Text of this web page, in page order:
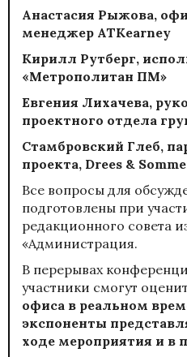
Анастасия Рыжова,
менеджер ATKearney
Кирилл Рутберг,
«Метрополитан ПМ»
Евгения Лихачева,
проектного отдела
Стамбровский Глеб,
проекта, Drees &
Все вопросы для
подготовлены при
редакционного совета
«Администрация.
В перерывах
участники смогут
офиса в реальном
экспоненты
ходе мероприятия и в